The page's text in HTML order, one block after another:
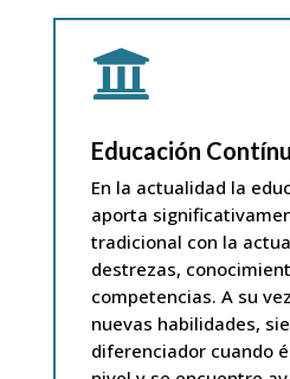

Educación
En la actualidad la
aporta
tradicional con la
destrezas,
competencias. A su
nuevas habilidades,
diferenciador cuando